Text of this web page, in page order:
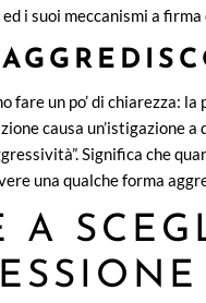
i suoi meccanismi a
un po’ di chiarezza: la
causa un’istigazione
Significa che
una qualche forma
A